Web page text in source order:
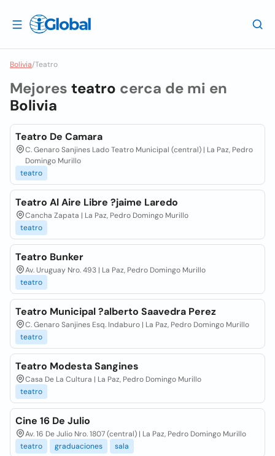
Bolivia/Teatro
Mejores teatro cerca de mi en
Bolivia
Teatro De Camara
C. Genaro Sanjines Lado Teatro Municipal (central) | La Paz, Pedro
Domingo Murillo
teatro
Teatro Al Aire Libre ?jaime Laredo
Cancha Zapata | La Paz, Pedro Domingo Murillo
teatro
Teatro Bunker
Av. Uruguay Nro. 493 | La Paz, Pedro Domingo Murillo
teatro
Teatro Municipal ?alberto Saavedra Perez
C. Genaro Sanjines Esq. Indaburo | La Paz, Pedro Domingo Murillo
teatro
Teatro Modesta Sangines
Casa De La Cultura | La Paz, Pedro Domingo Murillo
teatro
Cine 16 De Julio
Av. 16 De Julio Nro. 1807 (central) | La Paz, Pedro Domingo Murillo
teatro
graduaciones sala